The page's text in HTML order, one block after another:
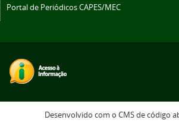
Portal de Periódicos CAPES/MEC
Desenvolvido com o CMS de código